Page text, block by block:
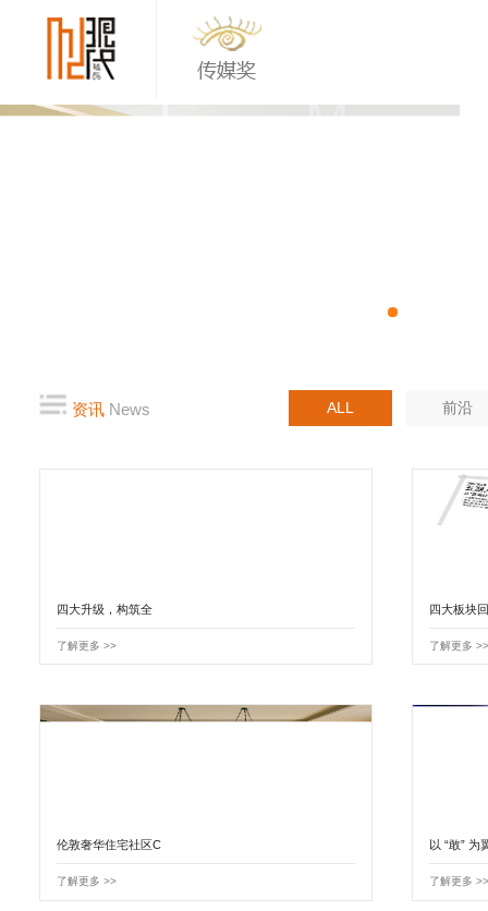
资讯News ALL 前沿
四大升级，构筑全
了解更多 >>
四大板块
了解更多
伦敦奢华住宅社区C
了解更多 >>
以 “敢” 为
了解更多